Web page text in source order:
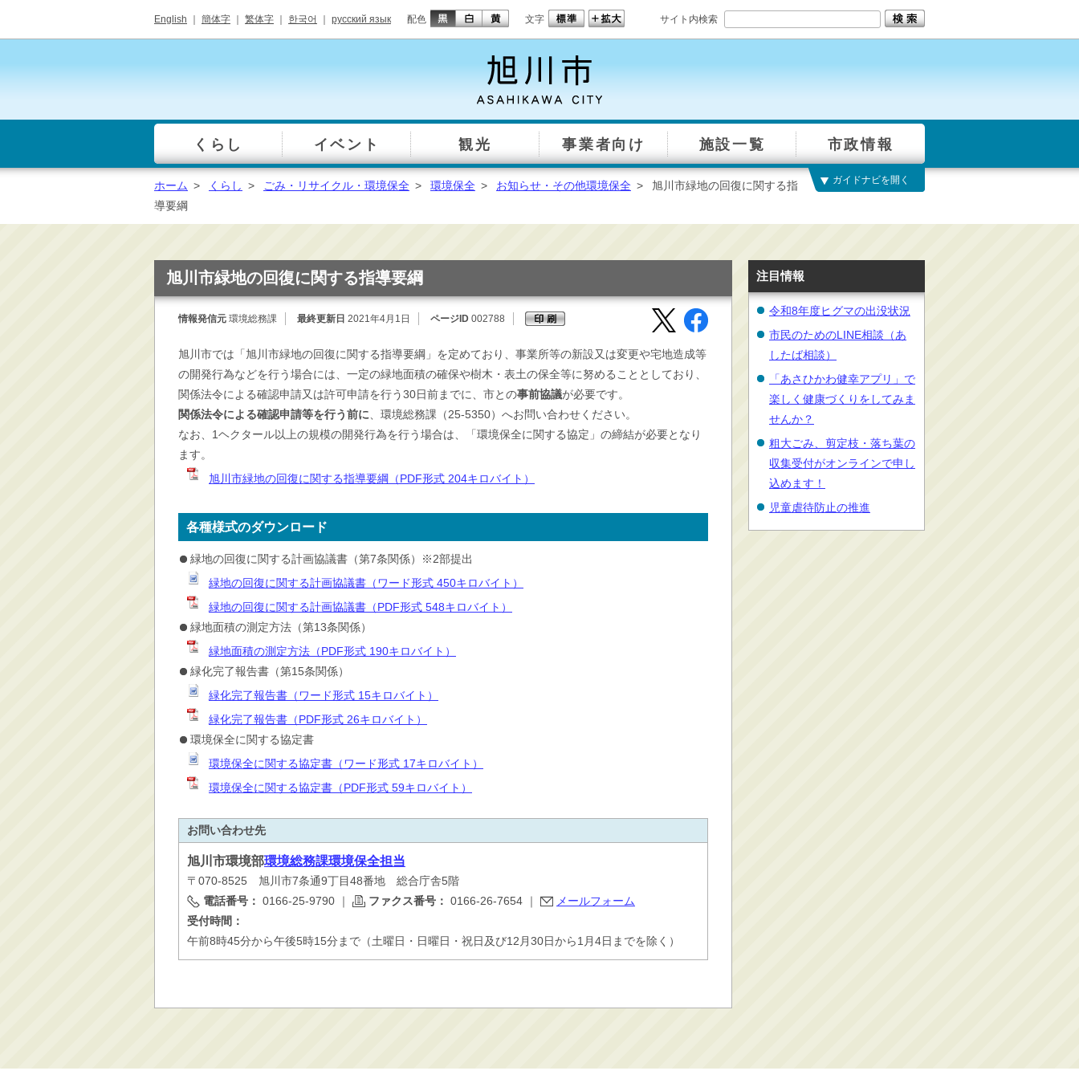
English 簡体字 繁体字 한국어 русский язык 配色 文字 サイト内検索
一覧
くらし イベント 観光 事業者向け 施設一覧 市政情報
総合窓口
手続き・届出（戸籍・
健康・福祉・衛生・ペ
ット
子育て・学校教育
境保全
消防・救急
防災・安全
学ぶ・文化・スポーツ
産業・しごと・消費生
住宅・土地・都市計画
市民活動・参加・地域
まちづくり
水道・除雪・土木
公共交通・空港
市議会・選挙
ガイドナビを開く
ホーム > くらし > ごみ・リサイクル・環境保全 > 環境保全 > お知らせ・その他環境保全 >
旭川市緑地の回復に関する指
導要綱
旭川市緑地の回復に関する指導要綱
情報発信元 環境総務課 最終更新日 2021年4月1日 ページID 002788
旭川市では「旭川市緑地の回復に関する指導要綱」を定めており、事業所等の新設又は変更や宅地造成等
の開発行為などを行う場合には、一定の緑地面積の確保や樹木・表土の保全等に努めることとしており、
関係法令による確認申請又は許可申請を行う30日前までに、市との事前協議が必要です。
関係法令による確認申請等を行う前に 、環境総務課（25-5350）へお問い合わせください。
なお、1ヘクタール以上の規模の開発行為を行う場合は、「環境保全に関する協定」の締結が必要となり
ます。
旭川市緑地の回復に関する指導要綱（PDF形式 204キロバイト）
各種様式のダウンロード
緑地の回復に関する計画協議書（第7条関係）※2部提出
緑地の回復に関する計画協議書（ワード形式 450キロバイト）
緑地の回復に関する計画協議書（PDF形式 548キロバイト）
緑地面積の測定方法（第13条関係）
緑地面積の測定方法（PDF形式 190キロバイト）
緑化完了報告書（第15条関係）
緑化完了報告書（ワード形式 15キロバイト）
緑化完了報告書（PDF形式 26キロバイト）
環境保全に関する協定書
環境保全に関する協定書（ワード形式 17キロバイト）
環境保全に関する協定書（PDF形式 59キロバイト）
お問い合わせ先
旭川市環境部環境総務課環境保全担当
〒070-8525 旭川市7条通9丁目48番地 総合庁舎5階
電話番号： 0166-25-9790 ｜ ファクス番号： 0166-26-7654 ｜
メールフォーム
受付時間：
午前8時45分から午後5時15分まで（土曜日・日曜日・祝日及び12月30日から1月4日までを除く）
注目情報
令和8年度ヒグマの出没状況
市民のためのLINE相談（あ
したば相談）
「あさひかわ健幸アプリ」で
楽しく健康づくりをしてみま
せんか？
粗大ごみ、剪定枝・落ち葉の
収集受付がオンラインで申し
込めます！
児童虐待防止の推進